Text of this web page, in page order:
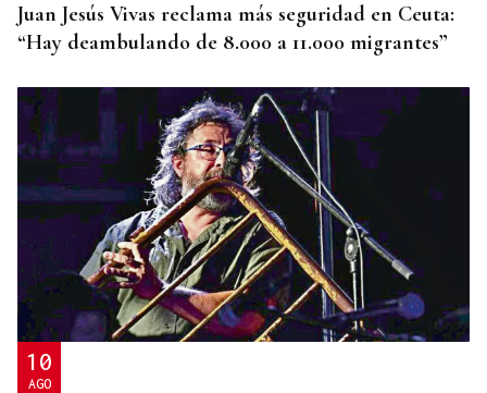
Juan Jesús Vivas reclama más seguridad en Ceuta:
“Hay deambulando de 8.000 a 11.000 migrantes”
10
AGO